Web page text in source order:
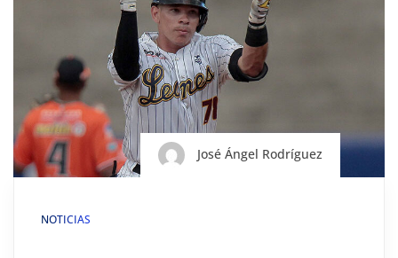
José Ángel Rodríguez
NOTICIAS